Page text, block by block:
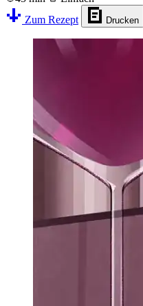
Zum Rezept
Drucken